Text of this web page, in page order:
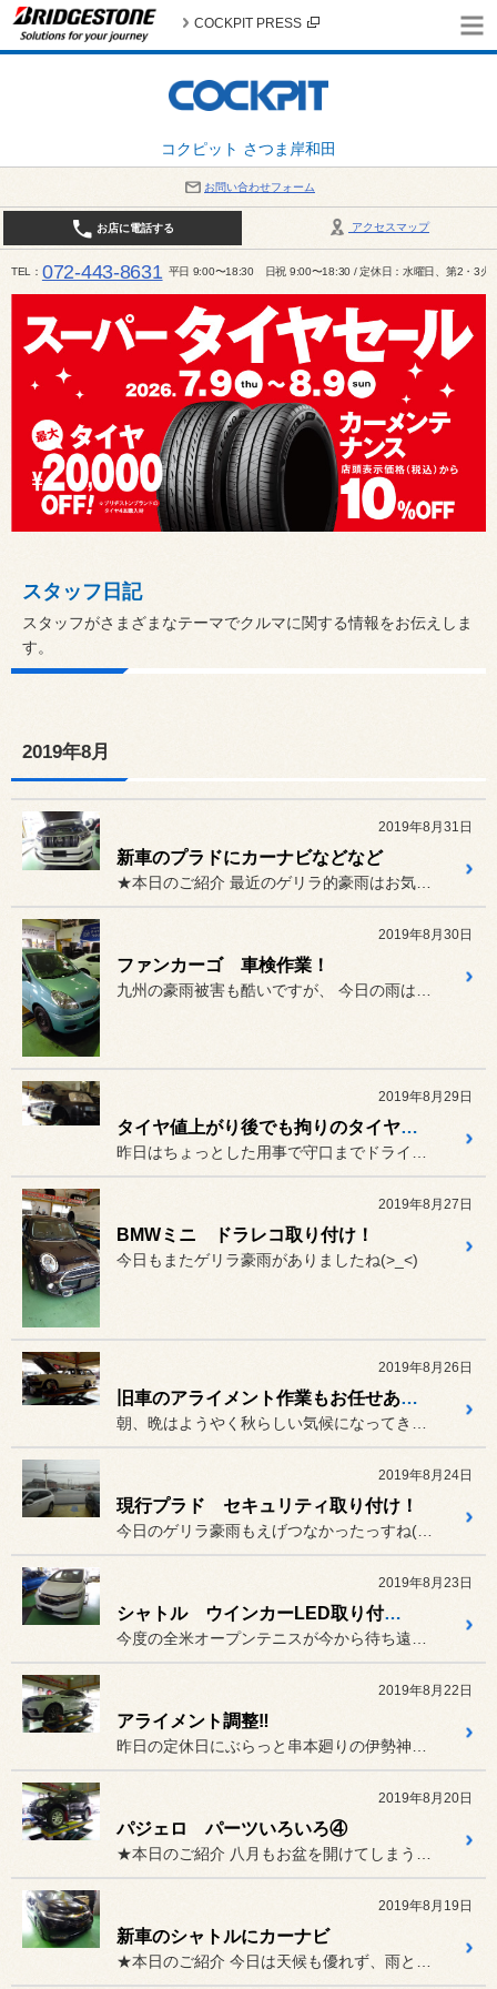
コクピット さつま岸和田
COCKPIT PRESS
お問い合わせフォーム
アクセスマップ
お店に電話する
TEL 072-443-8631 平日 9:00〜18:30 日祝 9:00〜18:30 / 定休日：水曜日、第2・3火
スタッフ日記
スタッフがさまざまなテーマでクルマに関する情報をお伝えしま
す。
2019年8月
2019年8月31日
新車のプラドにカーナビなどなど
2019年8月30日
ファンカーゴ 車検作業！
2019年8月29日
タイヤ値上がり後でも拘りのタイヤ交換！
昨日はちょっとした用事で守口までドライブしてきました(*^^)v
2019年8月27日
BMWミニ ドラレコ取り付け！
今日もまたゲリラ豪雨がありましたね(>_<)
2019年8月26日
旧車のアライメント作業もお任せあれ！
2019年8月24日
現行プラド セキュリティ取り付け！
2019年8月23日
シャトル ウインカーLED取り付け！
2019年8月22日
アライメント調整‼
2019年8月20日
パジェロ パーツいろいろ④
2019年8月19日
新車のシャトルにカーナビ